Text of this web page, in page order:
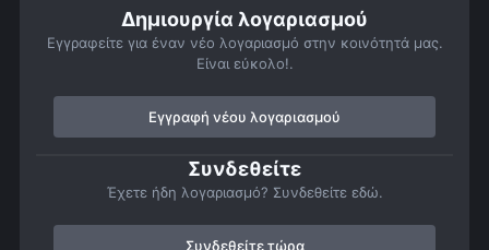
Δημιουργία λογαριασμού
Εγγραφείτε για έναν νέο λογαριασμό στην κοινότητά μας.
Είναι εύκολο!.
Εγγραφή νέου λογαριασμού
Συνδεθείτε
Έχετε ήδη λογαριασμό? Συνδεθείτε εδώ.
Συνδεθείτε τώρα